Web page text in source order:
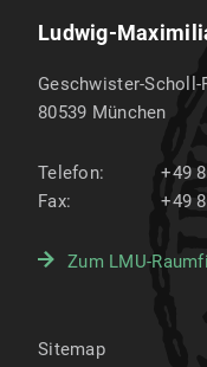
Ludwig-
Geschwister-Scholl-
80539 München
Telefon:
+49
Fax:
+49
Zum LMU-
Sitemap